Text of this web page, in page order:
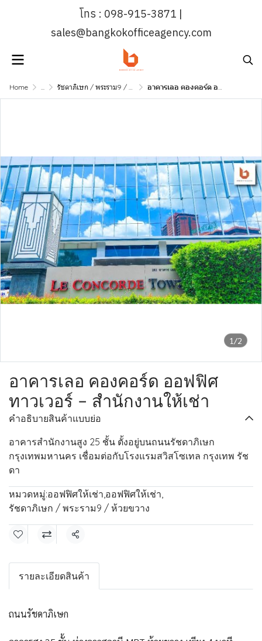
โทร : 098-915-3871 |
sales@bangkokofficeagency.com
Home ... รัชดาภิเษก / พระราม9 / ห้วยขวาง อาคารเลอ คองคอร์ด ออฟฟิศ ทาวเวอร์ - สำนักงานให้เช่า
1/2
อาคารเลอ คองคอร์ด ออฟฟิศ
ทาวเวอร์ - สำนักงานให้เช่า
คำอธิบายสินค้าแบบย่อ
อาคารสำนักงานสูง 25 ชั้น ตั้งอยู่บนถนนรัชดาภิเษก
กรุงเทพมหานคร เชื่อมต่อกับโรงแรมสวิสโซเทล กรุงเทพ รัช
ดา
หมวดหมู่:ออฟฟิศให้เช่า,ออฟฟิศให้เช่า,
รัชดาภิเษก / พระราม9 / ห้วยขวาง
แชร์
รายละเอียดสินค้า
ถนนรัชดาภิเษก